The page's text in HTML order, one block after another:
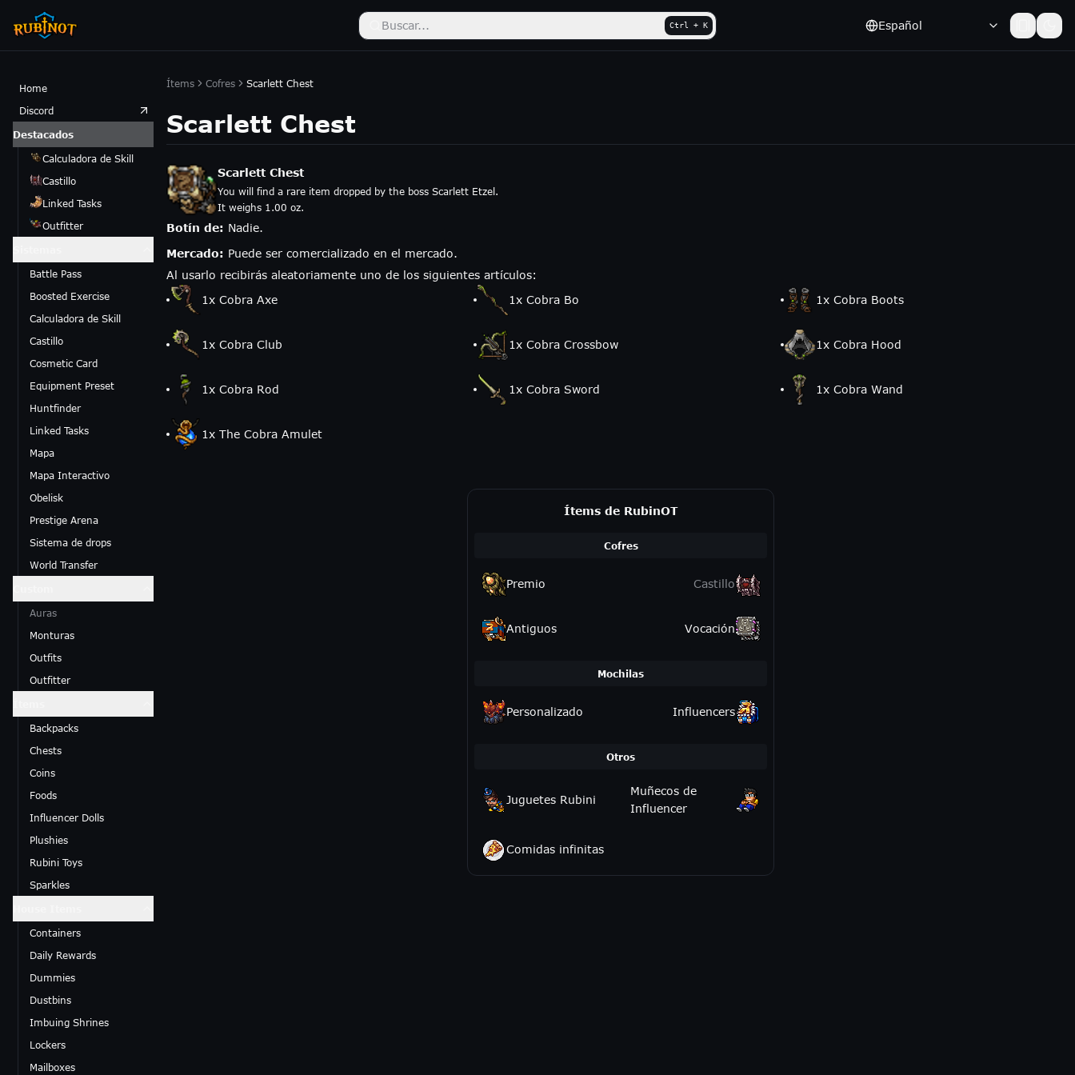
Buscar... Ctrl + K Español
Home
Discord
Destacados
Calculadora de Skill
Castillo
Linked Tasks
Outfitter
Battle Pass
Boosted Exercise
Calculadora de Skill
Castillo
Cosmetic Card
Equipment Preset
Huntfinder
Linked Tasks
Mapa
Mapa Interactivo
Obelisk
Prestige Arena
Sistema de drops
World Transfer
Auras
Monturas
Outfits
Outfitter
Backpacks
Chests
Coins
Foods
Influencer Dolls
Plushies
Rubini Toys
Sparkles
Containers
Daily Rewards
Dummies
Dustbins
Imbuing Shrines
Lockers
Mailboxes
Ítems Cofres Scarlett Chest
Scarlett Chest
Scarlett Chest
You will find a rare item dropped by the boss Scarlett Etzel.
It weighs 1.00 oz.
Botín de: Nadie.
Mercado: Puede ser comercializado en el mercado.
Al usarlo recibirás aleatoriamente uno de los siguientes artículos:
1x Cobra Axe 1x Cobra Bo 1x Cobra Boots
1x Cobra Club 1x Cobra Crossbow 1x Cobra Hood
1x Cobra Rod 1x Cobra Sword 1x Cobra Wand
1x The Cobra Amulet
Ítems de RubinOT
Cofres
Premio Castillo
Antiguos Vocación
Mochilas
Personalizado Influencers
Otros
Juguetes Rubini
Muñecos de
Influencer
Comidas infinitas